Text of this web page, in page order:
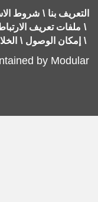
التعريف بنا شروط
ملفات تعريف الارتباط
إمكان الوصول
byModular